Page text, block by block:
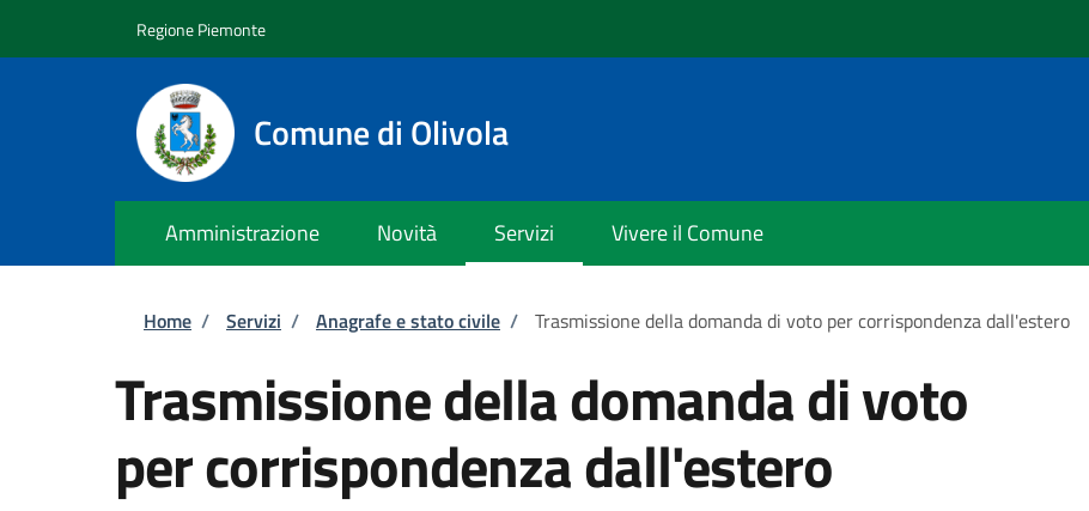
Regione Piemonte
Comune di Olivola
Amministrazione Novità Servizi Vivere il Comune
Briciole di pane
Home / Servizi / Anagrafe e stato civile / Trasmissione della domanda di voto per corrispondenza dall'estero
Trasmissione della domanda di voto
per corrispondenza dall'estero